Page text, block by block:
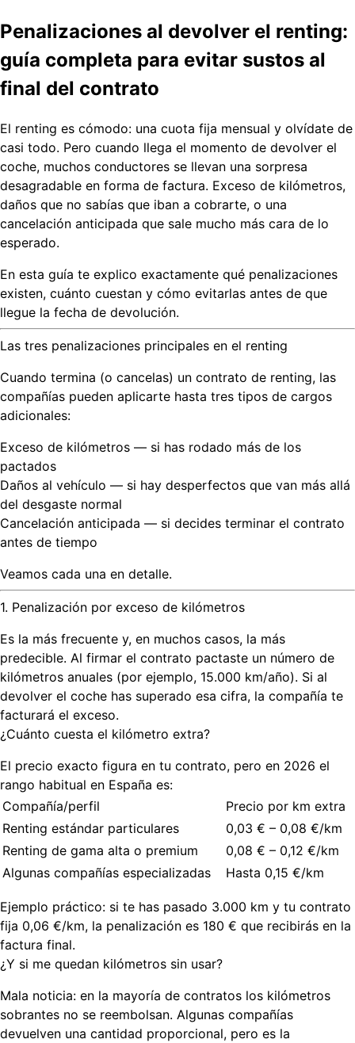
Penalizaciones al devolver el renting:
guía completa para evitar sustos al
final del contrato
El renting es cómodo: una cuota fija mensual y olvídate de
casi todo. Pero cuando llega el momento de devolver el
coche, muchos conductores se llevan una sorpresa
desagradable en forma de factura. Exceso de kilómetros,
daños que no sabías que iban a cobrarte, o una
cancelación anticipada que sale mucho más cara de lo
esperado.
En esta guía te explico exactamente qué penalizaciones
existen, cuánto cuestan y cómo evitarlas antes de que
llegue la fecha de devolución.
Las tres penalizaciones principales en el renting
Cuando termina (o cancelas) un contrato de renting, las
compañías pueden aplicarte hasta tres tipos de cargos
adicionales:
Exceso de kilómetros — si has rodado más de los
pactados
Daños al vehículo — si hay desperfectos que van más allá
del desgaste normal
Cancelación anticipada — si decides terminar el contrato
antes de tiempo
Veamos cada una en detalle.
1. Penalización por exceso de kilómetros
Es la más frecuente y, en muchos casos, la más
predecible. Al firmar el contrato pactaste un número de
kilómetros anuales (por ejemplo, 15.000 km/año). Si al
devolver el coche has superado esa cifra, la compañía te
facturará el exceso.
¿Cuánto cuesta el kilómetro extra?
El precio exacto figura en tu contrato, pero en 2026 el
rango habitual en España es:
Compañía/perfil
Precio por km extra
Renting estándar particulares
0,03 € – 0,08 €/km
Renting de gama alta o premium
0,08 € – 0,12 €/km
Algunas compañías especializadas
Hasta 0,15 €/km
Ejemplo práctico: si te has pasado 3.000 km y tu contrato
fija 0,06 €/km, la penalización es 180 € que recibirás en la
factura final.
¿Y si me quedan kilómetros sin usar?
Mala noticia: en la mayoría de contratos los kilómetros
sobrantes no se reembolsan. Algunas compañías
devuelven una cantidad proporcional, pero es la